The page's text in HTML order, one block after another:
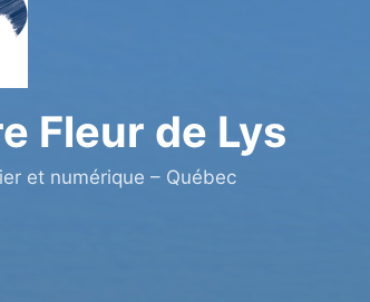
Fleur de Lys
et numérique – Québec